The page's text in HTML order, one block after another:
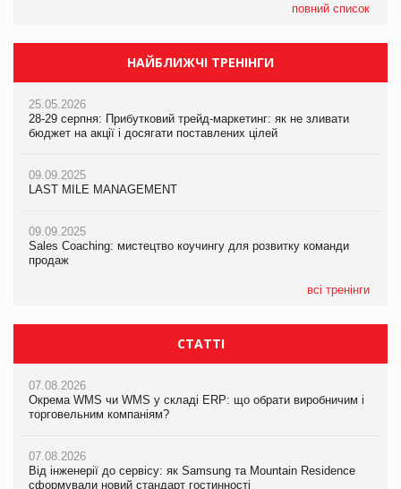
повний список
НАЙБЛИЖЧІ ТРЕНІНГИ
25.05.2026
28-29 серпня: Прибутковий трейд-маркетинг: як не зливати
бюджет на акції і досягати поставлених цілей
09.09.2025
LAST MILE MANAGEMENT
09.09.2025
Sales Coaching: мистецтво коучингу для розвитку команди
продаж
всі тренінги
СТАТТІ
07.08.2026
Окрема WMS чи WMS у складі ERP: що обрати виробничим і
торговельним компаніям?
07.08.2026
Від інженерії до сервісу: як Samsung та Mountain Residence
сформували новий стандарт гостинності